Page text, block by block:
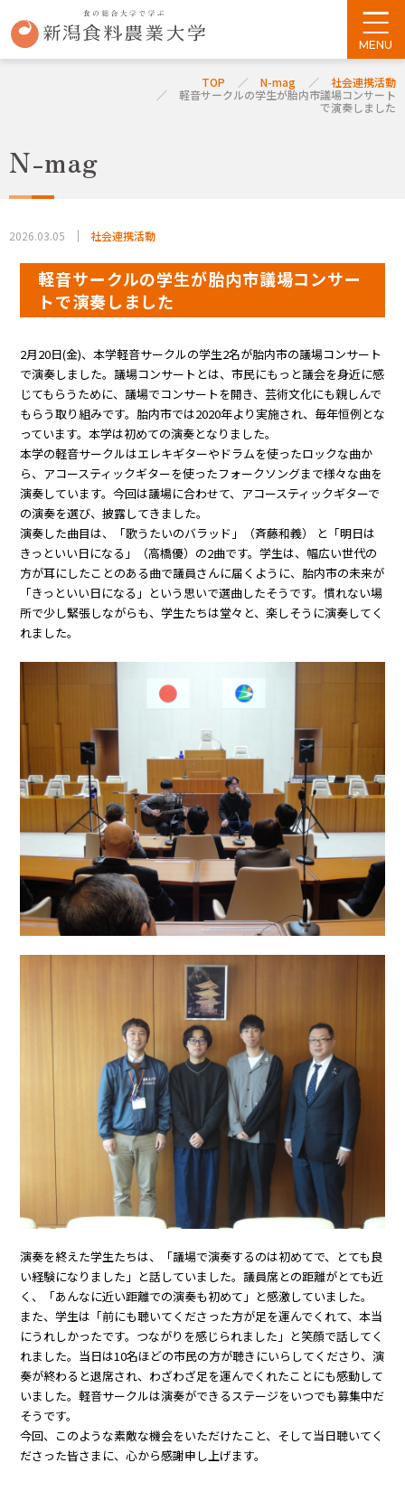
TOP N-mag
社会連携活動
軽音サークルの学生が胎内市議場コンサート
で演奏しました
N-mag
2026.03.05 社会連携活動
軽音サークルの学生が胎内市議場コンサー
トで演奏しました
2月20日(金)、本学軽音サークルの学生2名が胎内市の議場コンサート
で演奏しました。議場コンサートとは、市民にもっと議会を身近に感
じてもらうために、議場でコンサートを開き、芸術文化にも親しんで
もらう取り組みです。胎内市では2020年より実施され、毎年恒例とな
っています。本学は初めての演奏となりました。
本学の軽音サークルはエレキギターやドラムを使ったロックな曲か
ら、アコースティックギターを使ったフォークソングまで様々な曲を
演奏しています。今回は議場に合わせて、アコースティックギターで
の演奏を選び、披露してきました。
演奏した曲目は、「歌うたいのバラッド」（斉藤和義） と「明日は
きっといい日になる」（高橋優）の2曲です。学生は、幅広い世代の
方が耳にしたことのある曲で議員さんに届くように、胎内市の未来が
「きっといい日になる」という思いで選曲したそうです。慣れない場
所で少し緊張しながらも、学生たちは堂々と、楽しそうに演奏してく
れました。
演奏を終えた学生たちは、「議場で演奏するのは初めてで、とても良
い経験になりました」と話していました。議員席との距離がとても近
く、「あんなに近い距離での演奏も初めて」と感激していました。
また、学生は「前にも聴いてくださった方が足を運んでくれて、本当
にうれしかったです。つながりを感じられました」と笑顔で話してく
れました。当日は10名ほどの市民の方が聴きにいらしてくださり、演
奏が終わると退席され、わざわざ足を運んでくれたことにも感動して
いました。軽音サークルは演奏ができるステージをいつでも募集中だ
そうです。
今回、このような素敵な機会をいただけたこと、そして当日聴いてく
ださった皆さまに、心から感謝申し上げます。